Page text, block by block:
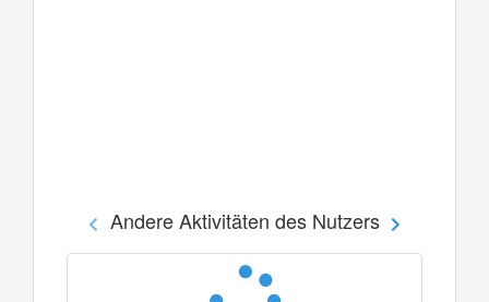
Andere Aktivitäten des Nutzers